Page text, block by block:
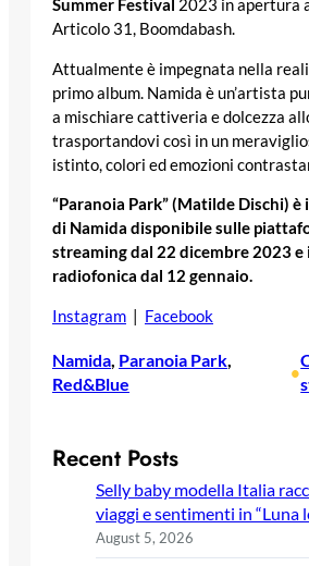
Summer Festival 2023 in apertura
Articolo 31, Boomdabash.
Attualmente è impegnata nella
primo album. Namida è un’artista
a mischiare cattiveria e dolcezza
trasportandovi così in un
istinto, colori ed emozioni
“Paranoia Park” (Matilde Dischi)
di Namida disponibile sulle
streaming dal 22 dicembre 2023
radiofonica dal 12 gennaio.
Instagram Facebook
Namida, Paranoia Park
Red&Blue
•
Recent Posts
Selly baby modella Italia
viaggi e sentimenti in “Luna
August 5, 2026